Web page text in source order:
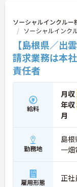
ソーシャルインクル
ソーシャルインク
【島根県／出
請求業務は本
責任者
給料
月収
年収
月
勤務地
島
一
雇用形態 正